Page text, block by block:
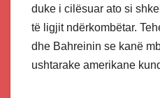
duke i cilësuar ato si
të ligjit ndërkombëtar.
dhe Bahreinin se kanë
ushtarake amerikane